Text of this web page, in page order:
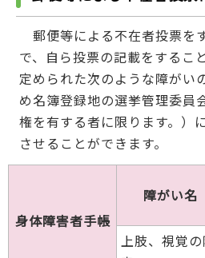
郵便等による不在者投票を
で、自ら投票の記載をするこ
定められた次のような障がい
め名簿登録地の選挙管理委員
権を有する者に限ります。）
させることができます。
身体障害者手帳
障がい名
上肢、視覚